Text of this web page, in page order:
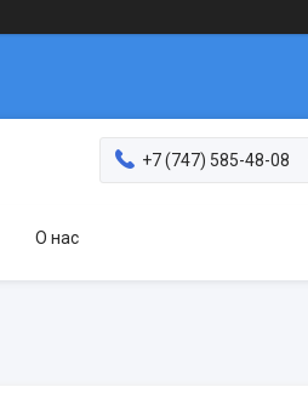
+7 (747) 585-48-08
О нас